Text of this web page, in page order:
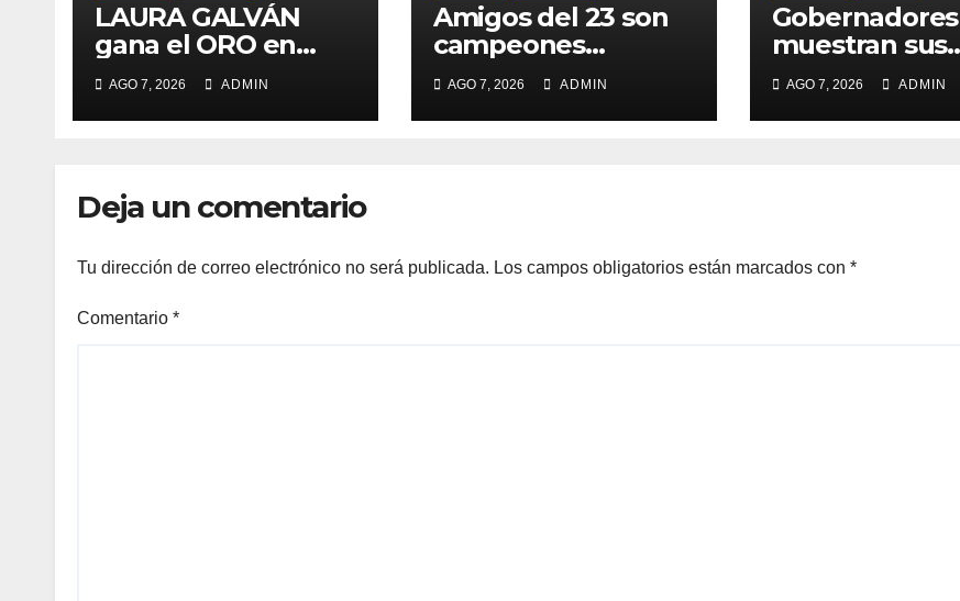
LAURA GALVÁN
gana el ORO en
SANTO DOMINGO y
dedica Medalla a
sus padres
AGO 7, 2026 ADMIN
Amigos del 23 son
campeones
amarrando a los
“Perros Bravos”
AGO 7, 2026 ADMIN
Gobernadores
muestran sus
preferencias
AGO 7, 2026 ADMIN
Deja un comentario
Tu dirección de correo electrónico no será publicada. Los campos obligatorios están marcados con *
Comentario *